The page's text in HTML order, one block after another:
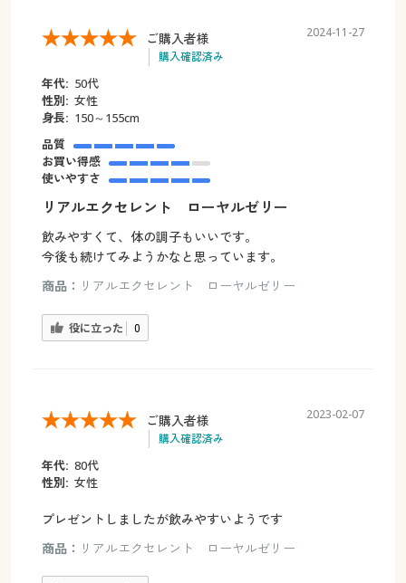
ご購入者様
購入確認済み
2024-11-27
年代: 50代
性別: 女性
身長: 150～155cm
品質
お買い得感
使いやすさ
リアルエクセレント ローヤルゼリー
飲みやすくて、体の調子もいいです。
今後も続けてみようかなと思っています。
商品： リアルエクセレント ローヤルゼリー
役に立った 0
ご購入者様
購入確認済み
2023-02-07
年代: 80代
性別: 女性
プレゼントしましたが飲みやすいようです
商品： リアルエクセレント ローヤルゼリー